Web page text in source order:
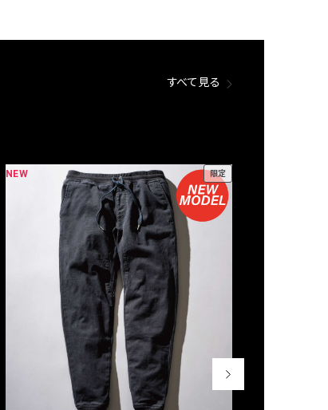
すべて見る
NEW 限定